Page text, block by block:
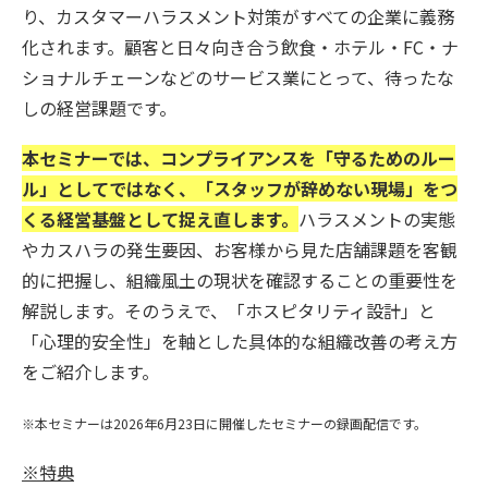
り、カスタマーハラスメント対策がすべての企業に義務
化されます。顧客と日々向き合う飲食・ホテル・FC・ナ
ショナルチェーンなどのサービス業にとって、待ったな
しの経営課題です。
本セミナーでは、コンプライアンスを「守るためのルー
ル」としてではなく、「スタッフが辞めない現場」をつ
くる経営基盤として捉え直します。 ハラスメントの実態
やカスハラの発生要因、お客様から見た店舗課題を客観
的に把握し、組織風土の現状を確認することの重要性を
解説します。そのうえで、「ホスピタリティ設計」と
「心理的安全性」を軸とした具体的な組織改善の考え方
をご紹介します。
※本セミナーは2026年6月23日に開催したセミナーの録画配信です。
※特典